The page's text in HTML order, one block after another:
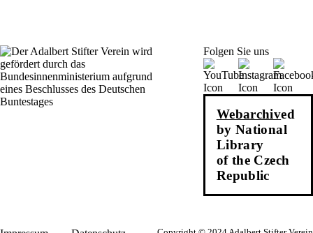
Folgen Sie uns
Webarchived
by National
Library
of the Czech
Republic